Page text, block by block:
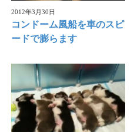
2012年3月30日
コンドーム風船を車のスピ
ードで膨らます